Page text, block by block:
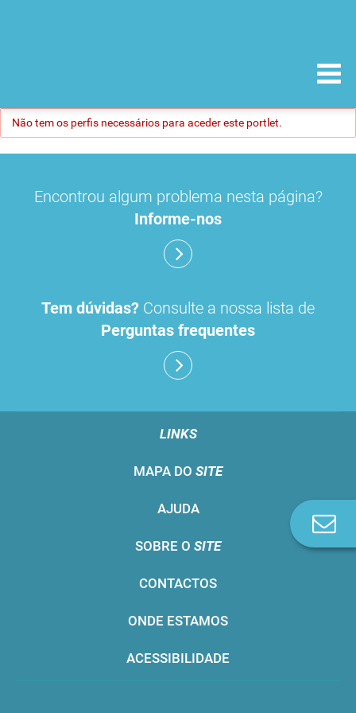
Não tem os perfis necessários para aceder este portlet.
Encontrou algum problema nesta página?
Informe-nos
Tem dúvidas? Consulte a nossa lista de
Perguntas frequentes
LINKS
MAPA DO SITE
AJUDA
SOBRE O SITE
CONTACTOS
ONDE ESTAMOS
ACESSIBILIDADE